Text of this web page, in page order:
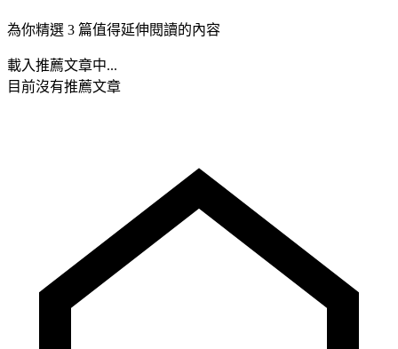
為你精選 3 篇值得延伸閱讀的內容
載入推薦文章中...
目前沒有推薦文章